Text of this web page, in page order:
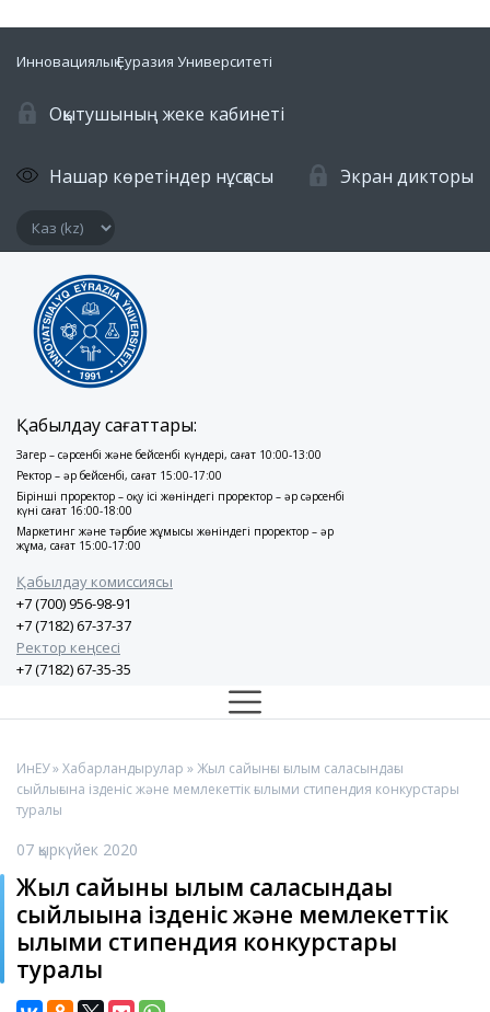
Инновациялық Еуразия Университеті
Оқытушының жеке кабинеті
Нашар көретіндер нұсқасы Экран дикторы
Қабылдау сағаттары:
Заңгер – сәрсенбі және бейсенбі күндері, сағат 10:00-13:00
Ректор – әр бейсенбі, сағат 15:00-17:00
Бірінші проректор – оқу ісі жөніндегі проректор – әр сәрсенбі
күні сағат 16:00-18:00
Маркетинг және тәрбие жұмысы жөніндегі проректор – әр
жұма, сағат 15:00-17:00
Қабылдау комиссиясы
+7 (700) 956-98-91
+7 (7182) 67-37-37
Ректор кеңсесі
+7 (7182) 67-35-35
ИнЕУ»Хабарландырулар » Жыл сайынғы ғылым саласындағы
сыйлығына ізденіс және мемлекеттік ғылыми стипендия конкурстары
туралы
07 қыркүйек 2020
Жыл сайынғы ғылым саласындағы
сыйлығына ізденіс және мемлекеттік
ғылыми стипендия конкурстары
туралы